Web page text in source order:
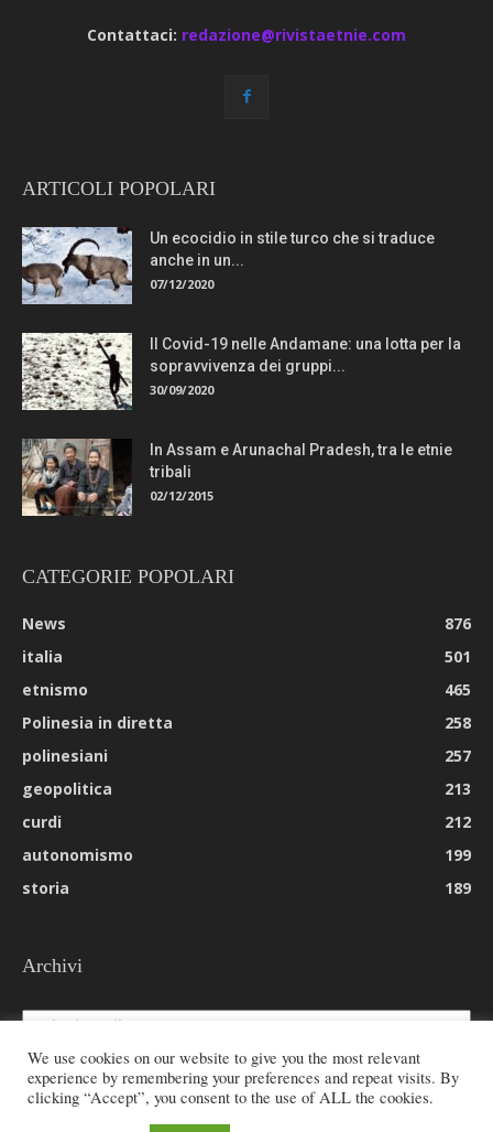
Contattaci: redazione@rivistaetnie.com
ARTICOLI POPOLARI
Un ecocidio in stile turco che si traduce
anche in un...
07/12/2020
Il Covid-19 nelle Andamane: una lotta per la
sopravvivenza dei gruppi...
30/09/2020
In Assam e Arunachal Pradesh, tra le etnie
tribali
02/12/2015
CATEGORIE POPOLARI
News
876
italia
501
etnismo
465
Polinesia in diretta
258
polinesiani
257
geopolitica
213
curdi
212
autonomismo
199
storia
189
Archivi
Archivi
We use cookies on our website to give you the most relevant
experience by remembering your preferences and repeat visits. By
clicking “Accept”, you consent to the use of ALL the cookies.